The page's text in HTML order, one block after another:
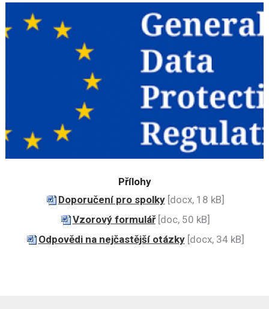
Přílohy
Doporučení pro spolky[docx, 18 kB]
Vzorový formulář[doc, 50 kB]
Odpovědi na nejčastější otázky[docx, 34 kB]